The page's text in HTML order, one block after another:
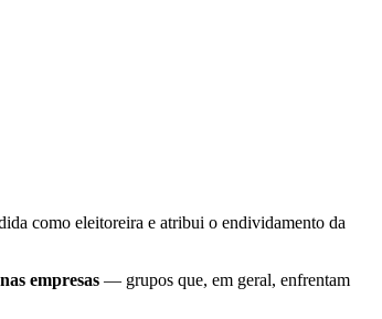
como eleitoreira e atribui o endividamento da
empresas — grupos que, em geral, enfrentam